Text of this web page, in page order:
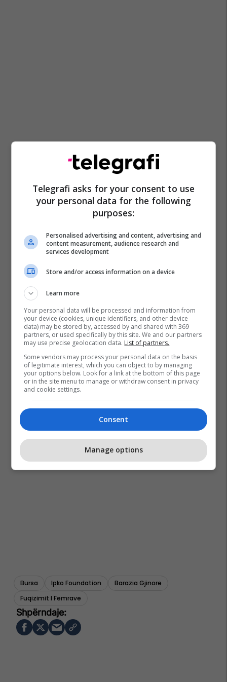
Bursa Ipko Foundation
Barazia Gjinore
Fuqizimit I Femrave
Telegrafi asks for your consent to use
your personal data for the following
purposes:
Personalised advertising and content, advertising and
content measurement, audience research and
services development
Store and/or access information on a device
Learn more
Your personal data will be processed and information from
your device (cookies, unique identifiers, and other device
data) may be stored by, accessed by and shared with 369
partners, or used specifically by this site. We and our partners
may use precise geolocation data. List of partners.
Some vendors may process your personal data on the basis
of legitimate interest, which you can object to by managing
your options below. Look for a link at the bottom of this page
or in the site menu to manage or withdraw consent in privacy
and cookie settings.
Consent
Manage options